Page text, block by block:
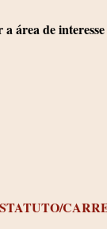
área de